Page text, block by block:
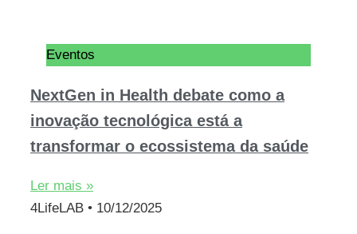
Eventos
NextGen in Health debate como a
inovação tecnológica está a
transformar o ecossistema da saúde
Ler mais »
4LifeLAB
10/12/2025